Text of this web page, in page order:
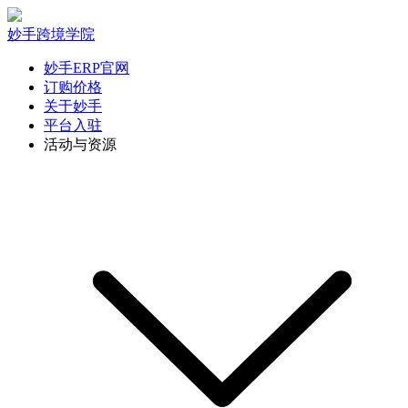
妙手跨境学院
妙手ERP官网
订购价格
关于妙手
平台入驻
活动与资源